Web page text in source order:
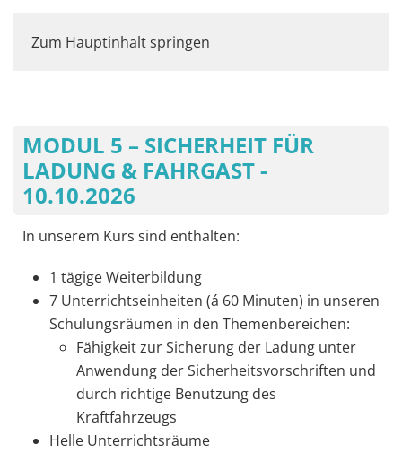
Zum Hauptinhalt springen
MODUL 5 – SICHERHEIT FÜR
LADUNG & FAHRGAST -
10.10.2026
In unserem Kurs sind enthalten:
1 tägige Weiterbildung
7 Unterrichtseinheiten (á 60 Minuten) in unseren
Schulungsräumen in den Themenbereichen:
Fähigkeit zur Sicherung der Ladung unter
Anwendung der Sicherheitsvorschriften und
durch richtige Benutzung des
Kraftfahrzeugs
Helle Unterrichtsräume